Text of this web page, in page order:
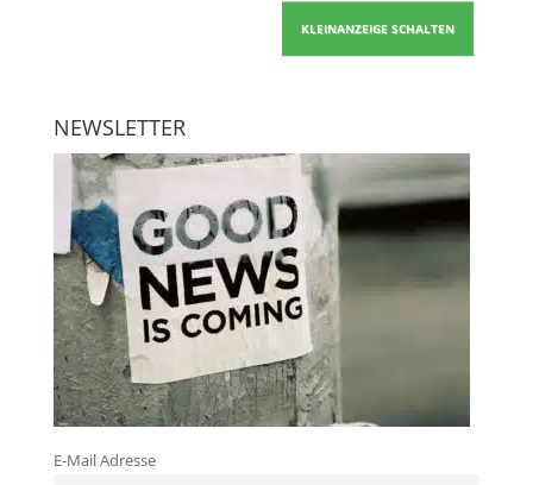
KLEINANZEIGE SCHALTEN
NEWSLETTER
E-Mail Adresse